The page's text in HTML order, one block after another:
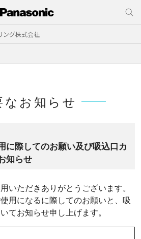
ング株式会社
なお知らせ
に際してのお願い及び吸込口カ
知らせ
いただきありがとうございます。
用になるに際してのお願いと、吸
てお知らせ申し上げます。